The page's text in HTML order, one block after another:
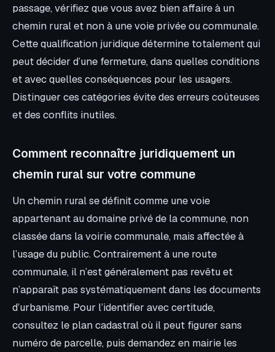
passage, vérifiez que vous avez bien affaire à un
chemin rural et non à une voie privée ou communale.
Cette qualification juridique détermine totalement qui
peut décider d’une fermeture, dans quelles conditions
et avec quelles conséquences pour les usagers.
Distinguer ces catégories évite des erreurs coûteuses
et des conflits inutiles.
Comment reconnaître juridiquement un
chemin rural sur votre commune
Un chemin rural se définit comme une voie
appartenant au domaine privé de la commune, non
classée dans la voirie communale, mais affectée à
l’usage du public. Contrairement à une route
communale, il n’est généralement pas revêtu et
n’apparaît pas systématiquement dans les documents
d’urbanisme. Pour l’identifier avec certitude,
consultez le plan cadastral où il peut figurer sans
numéro de parcelle, puis demandez en mairie les